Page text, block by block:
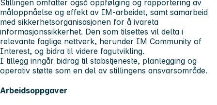
Stillingen omfatter også oppfølging og rapportering av
måloppnåelse og effekt av IM-arbeidet, samt samarbeid
med sikkerhetsorganisasjonen for å ivareta
informasjonssikkerhet. Den som tilsettes vil delta i
relevante faglige nettverk, herunder IM Community of
Interest, og bidra til videre fagutvikling.
I tillegg inngår bidrag til stabstjeneste, planlegging og
operativ støtte som en del av stillingens ansvarsområde.
Arbeidsoppgaver